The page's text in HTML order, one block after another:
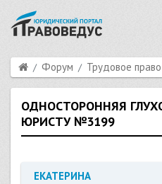
Форум Трудовое право
ОДНОСТОРОННЯЯ
ЮРИСТУ №3199
ЕКАТЕРИНА